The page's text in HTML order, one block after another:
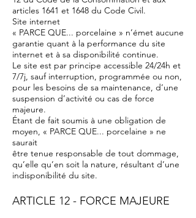
articles 1641 et 1648 du Code Civil.
Site internet
« PARCE QUE... porcelaine » n’émet aucune
garantie quant à la performance du site
internet et à sa disponibilité continue.
Le site est par principe accessible 24/24h et
7/7j, sauf interruption, programmée ou non,
pour les besoins de sa maintenance, d’une
suspension d’activité ou cas de force
majeure.
Étant de fait soumis à une obligation de
moyen, « PARCE QUE... porcelaine » ne
saurait
être tenue responsable de tout dommage,
qu’elle qu’en soit la nature, résultant d’une
indisponibilité du site.
ARTICLE 12 - FORCE MAJEURE